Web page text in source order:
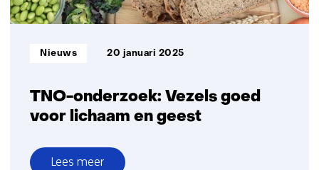
met
glucose
TNO-onderzoek: Vezels goed
voor lichaam en geest
Informatietype:
Nieuws 20 januari 2025
Lees meer